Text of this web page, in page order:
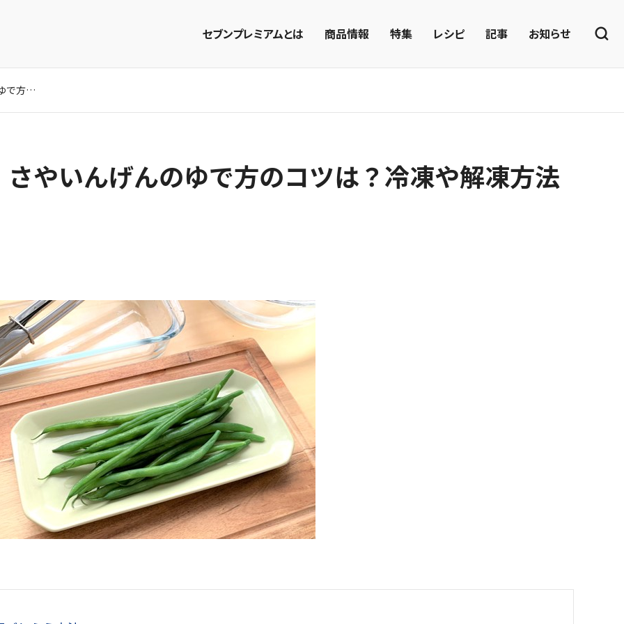
セブンプレミアムとは 商品情報 特集 レシピ 記事 お知らせ
【電子レンジ使用】さやいんげんのゆで方のコツは？冷凍や解凍方法も
やいんげんのゆで方のコツは？冷凍や解凍方法